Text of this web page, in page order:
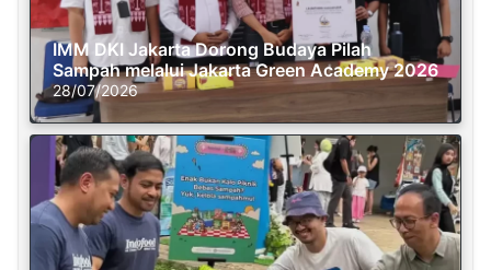
IMM DKI Jakarta Dorong Budaya Pilah
Sampah melalui Jakarta Green Academy 2026
28/07/2026